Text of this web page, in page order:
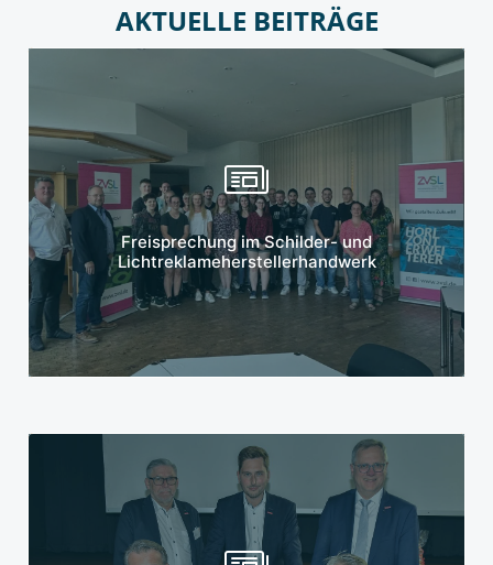
AKTUELLE BEITRÄGE
Freisprechung im Schilder- und
Lichtreklameherstellerhandwerk
Mehr erfahren